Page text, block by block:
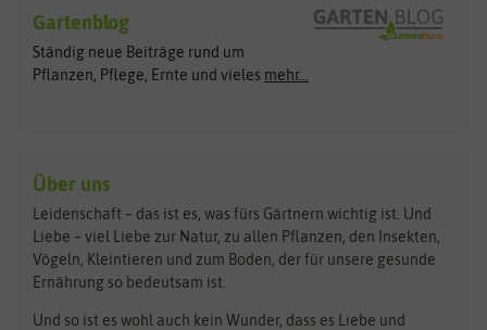
Exotische Samen
Gemüsesamen
Gründünger
Kräutersamen
Obstsamen
Pilzbrut
Rasensamen
Steckzwiebeln
Zimmer & Kübelpflanzen
Arche Noah
ASB Greenworld
Benary
Bingenheimer Saatgut
Bionana
BIOWOL
Clever Pots
COMPO
Dürr-Samen
Feldsaaten Freudenberger
Gartenblog
Ständig neue Beiträge rund um
Pflanzen, Pflege, Ernte und vieles mehr...
Über uns
Leidenschaft – das ist es, was fürs Gärtnern wichtig ist. Und
Liebe – viel Liebe zur Natur, zu allen Pflanzen, den Insekten,
Vögeln, Kleintieren und zum Boden, der für unsere gesunde
Ernährung so bedeutsam ist.
Und so ist es wohl auch kein Wunder, dass es Liebe und